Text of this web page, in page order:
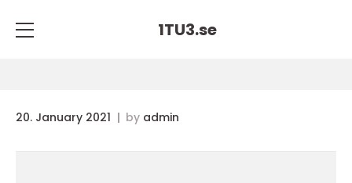
1TU3.se
20. January 2021 by admin